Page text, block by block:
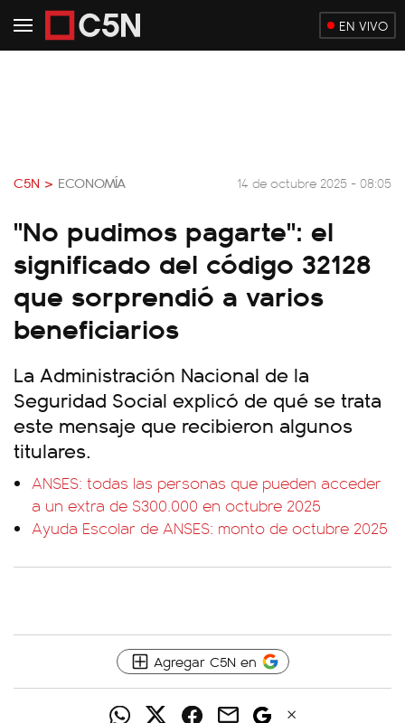
EN VIVO
C5N > ECONOMÍA 14 de octubre 2025 - 08:05
"No pudimos pagarte": el
significado del código 32128
que sorprendió a varios
beneficiarios
La Administración Nacional de la
Seguridad Social explicó de qué se trata
este mensaje que recibieron algunos
titulares.
ANSES: todas las personas que pueden acceder
a un extra de $300.000 en octubre 2025
Ayuda Escolar de ANSES: monto de octubre 2025
Agregar C5N en